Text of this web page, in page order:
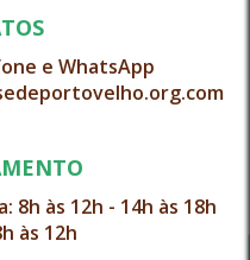
e WhatsApp
8h às 12h - 14h às 18h
às 12h